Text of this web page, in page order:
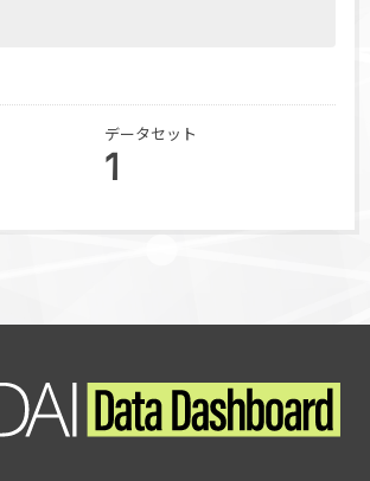
データセット
1